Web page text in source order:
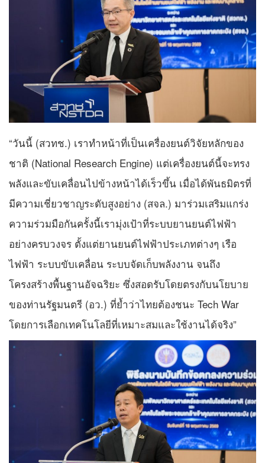
“วันนี้ (สวทช.) เราทำหน้าที่เป็นเครื่องยนต์วิจัยหลักของ
ชาติ (National Research Engine) แต่เครื่องยนต์นี้จะทรง
พลังและขับเคลื่อนไปข้างหน้าได้เร็วขึ้น เมื่อได้พันธมิตรที่
มีความเชี่ยวชาญระดับสูงอย่าง (สจล.) มาร่วมเสริมแกร่ง
ความร่วมมือกันครั้งนี้เรามุ่งเป้าที่ระบบยานยนต์ไฟฟ้า
อย่างครบวงจร ตั้งแต่ยานยนต์ไฟฟ้าประเภทต่างๆ เรือ
ไฟฟ้า ระบบขับเคลื่อน ระบบจัดเก็บพลังงาน จนถึง
โครงสร้างพื้นฐานอัจฉริยะ ซึ่งสอดรับโดยตรงกับนโยบาย
ของท่านรัฐมนตรี (อว.) ที่ย้ำว่าไทยต้องชนะ Tech War
โดยการเลือกเทคโนโลยีที่เหมาะสมและใช้งานได้จริง”